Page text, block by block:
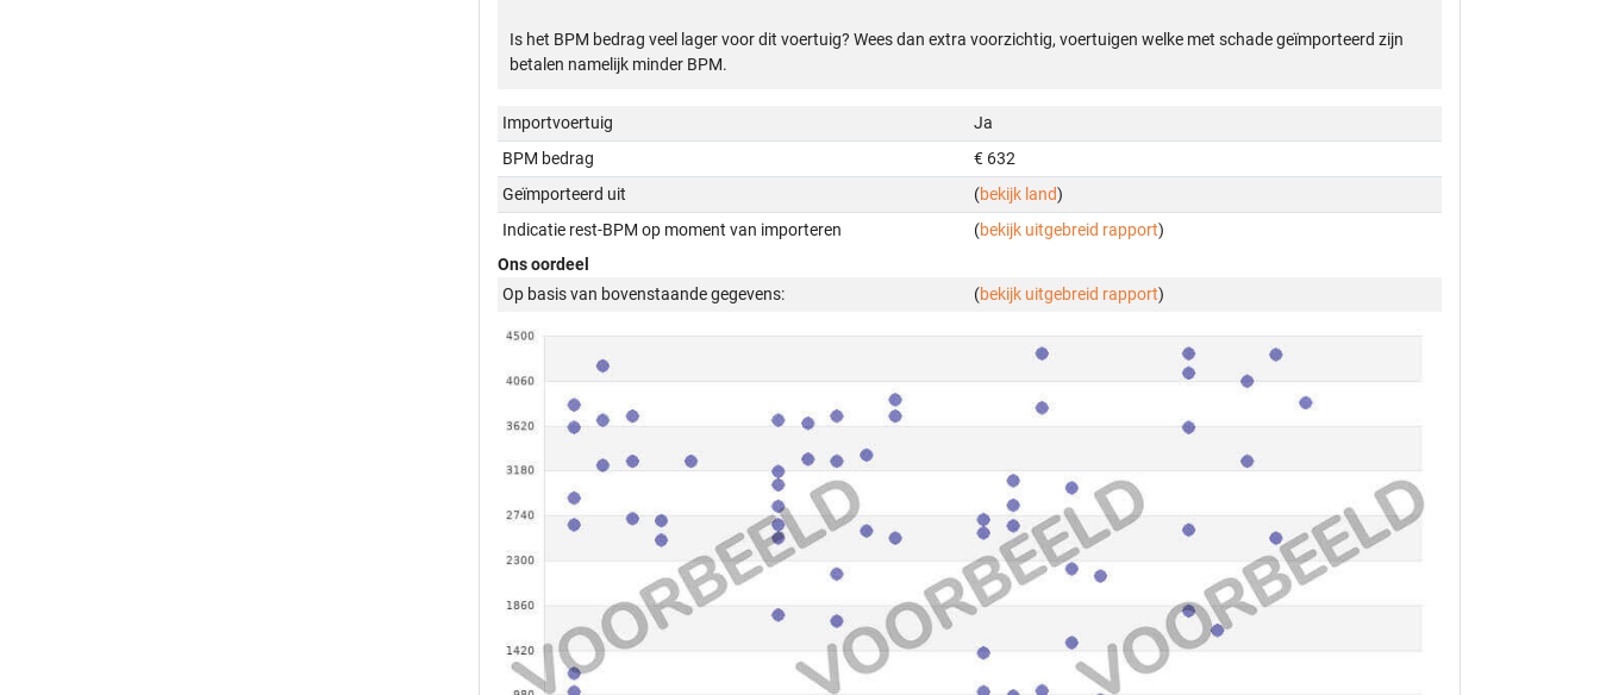
Is het BPM bedrag veel lager voor dit voertuig? Wees dan extra voorzichtig, voertuigen welke met schade geïmporteerd zijn
betalen namelijk minder BPM.
Importvoertuig
Ja
BPM bedrag
€ 632
Geïmporteerd uit
(bekijk land)
Indicatie rest-BPM op moment van importeren
(bekijk uitgebreid rapport)
Ons oordeel
Op basis van bovenstaande gegevens:
(bekijk uitgebreid rapport)